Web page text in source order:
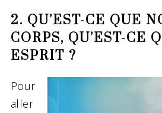
2. QU’EST-CE QUE
CORPS, QU’EST-CE
ESPRIT ?
Pour
aller